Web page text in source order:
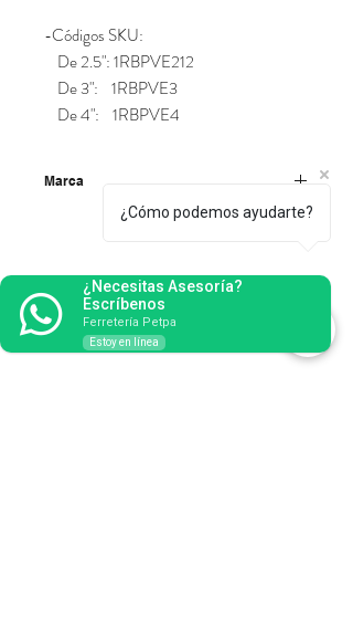
-Códigos SKU:
De 2.5": 1RBPVE212
De 3": 1RBPVE3
De 4": 1RBPVE4
Marca
¿Cómo podemos ayudarte?
¿Necesitas Asesoría?
Escríbenos
Ferretería Petpa
Estoy en línea